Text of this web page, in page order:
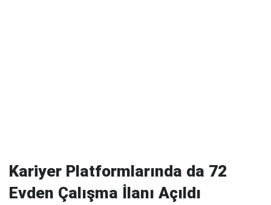
Kariyer Platformlarında da 72
Evden Çalışma İlanı Açıldı